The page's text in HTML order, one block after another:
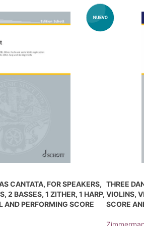
CANTATA, FOR SPEAKERS,
2 BASSES, 1 ZITHER, 1 HARP,
AND PERFORMING SCORE
THREE
VIOLINS,
SCORE